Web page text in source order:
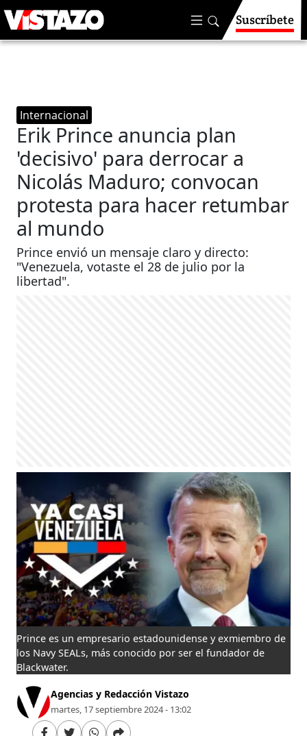
Suscríbete
Internacional
Erik Prince anuncia plan
'decisivo' para derrocar a
Nicolás Maduro; convocan
protesta para hacer retumbar
al mundo
Prince envió un mensaje claro y directo:
"Venezuela, votaste el 28 de julio por la
libertad".
Prince es un empresario estadounidense y exmiembro de
los Navy SEALs, más conocido por ser el fundador de
Blackwater.
Agencias y Redacción Vistazo
martes, 17 septiembre 2024 - 13:02